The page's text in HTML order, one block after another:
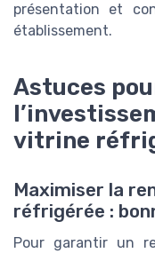
présentation et
établissement.
Astuces
vitrine
Maximiser la
réfrigérée :
Pour garantir un